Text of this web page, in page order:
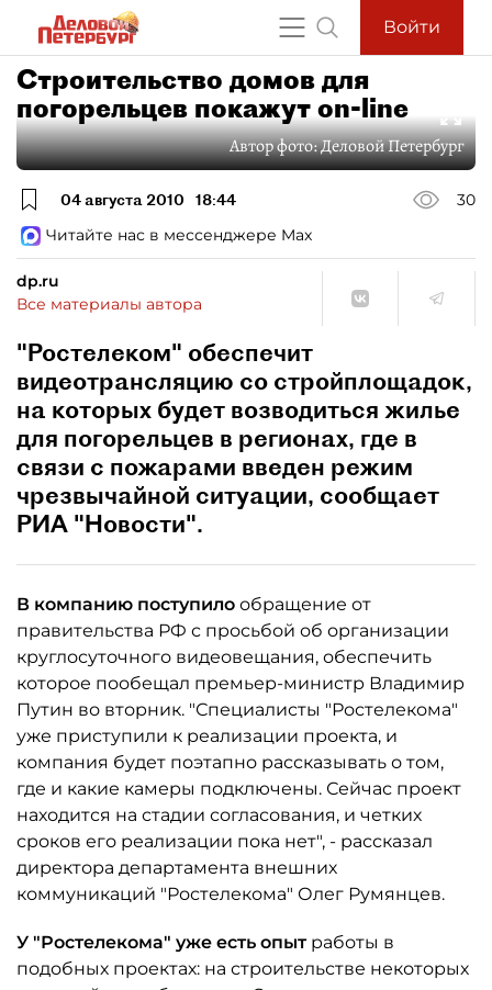
Войти
Строительство домов для
погорельцев покажут on-line
Автор фото:Деловой Петербург
04 августа 2010 18:44
30
Читайте нас в мессенджере Max
dp.ru
Все материалы автора
"Ростелеком" обеспечит
видеотрансляцию со стройплощадок,
на которых будет возводиться жилье
для погорельцев в регионах, где в
связи с пожарами введен режим
чрезвычайной ситуации, сообщает
РИА "Новости".
В компанию поступило обращение от
правительства РФ с просьбой об организации
круглосуточного видеовещания, обеспечить
которое пообещал премьер-министр Владимир
Путин во вторник. "Специалисты "Ростелекома"
уже приступили к реализации проекта, и
компания будет поэтапно рассказывать о том,
где и какие камеры подключены. Сейчас проект
находится на стадии согласования, и четких
сроков его реализации пока нет", - рассказал
директора департамента внешних
коммуникаций "Ростелекома" Олег Румянцев.
У "Ростелекома" уже есть опыт работы в
подобных проектах: на строительстве некоторых